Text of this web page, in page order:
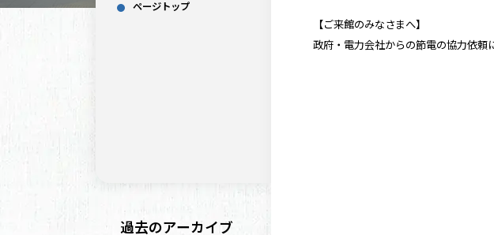
【ご来館のみなさまへ】
政府・電力会社からの節電の協力依頼
ページトップ
過去のアーカイブ